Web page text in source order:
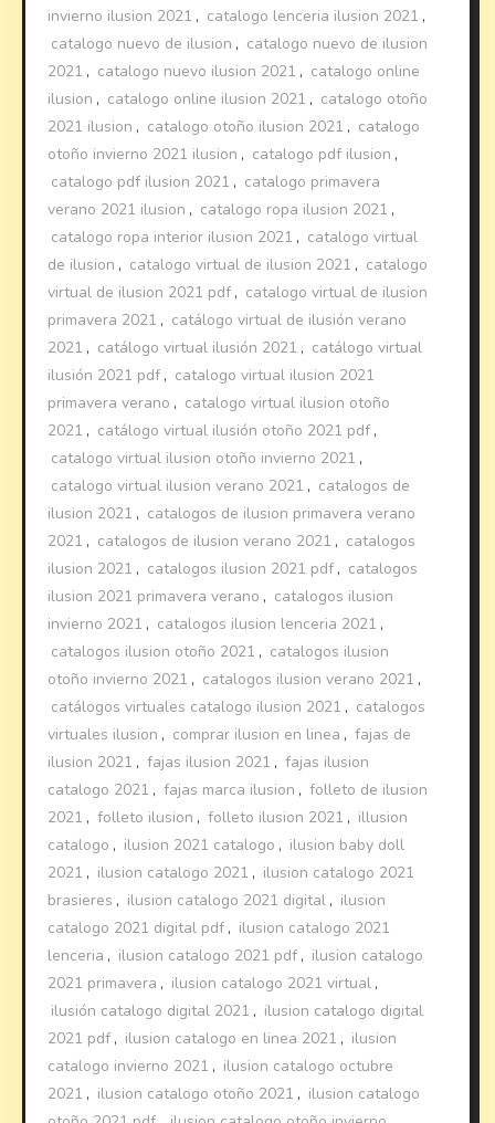
invierno ilusion 2021 , catalogo lenceria ilusion 2021 ,
catalogo nuevo de ilusion , catalogo nuevo de ilusion
2021 , catalogo nuevo ilusion 2021 , catalogo online
ilusion , catalogo online ilusion 2021 , catalogo otoño
2021 ilusion , catalogo otoño ilusion 2021 , catalogo
otoño invierno 2021 ilusion , catalogo pdf ilusion ,
catalogo pdf ilusion 2021 , catalogo primavera
verano 2021 ilusion , catalogo ropa ilusion 2021 ,
catalogo ropa interior ilusion 2021 , catalogo virtual
de ilusion , catalogo virtual de ilusion 2021 , catalogo
virtual de ilusion 2021 pdf , catalogo virtual de ilusion
primavera 2021 , catálogo virtual de ilusión verano
2021 , catálogo virtual ilusión 2021 , catálogo virtual
ilusión 2021 pdf , catalogo virtual ilusion 2021
primavera verano , catalogo virtual ilusion otoño
2021 , catálogo virtual ilusión otoño 2021 pdf ,
catalogo virtual ilusion otoño invierno 2021 ,
catalogo virtual ilusion verano 2021 , catalogos de
ilusion 2021 , catalogos de ilusion primavera verano
2021 , catalogos de ilusion verano 2021 , catalogos
ilusion 2021 , catalogos ilusion 2021 pdf , catalogos
ilusion 2021 primavera verano , catalogos ilusion
invierno 2021 , catalogos ilusion lenceria 2021 ,
catalogos ilusion otoño 2021 , catalogos ilusion
otoño invierno 2021 , catalogos ilusion verano 2021 ,
catálogos virtuales catalogo ilusion 2021 , catalogos
virtuales ilusion , comprar ilusion en linea , fajas de
ilusion 2021 , fajas ilusion 2021 , fajas ilusion
catalogo 2021 , fajas marca ilusion , folleto de ilusion
2021 , folleto ilusion , folleto ilusion 2021 , illusion
catalogo , ilusion 2021 catalogo , ilusion baby doll
2021 , ilusion catalogo 2021 , ilusion catalogo 2021
brasieres , ilusion catalogo 2021 digital , ilusion
catalogo 2021 digital pdf , ilusion catalogo 2021
lenceria , ilusion catalogo 2021 pdf , ilusion catalogo
2021 primavera , ilusion catalogo 2021 virtual ,
ilusión catalogo digital 2021 , ilusion catalogo digital
2021 pdf , ilusion catalogo en linea 2021 , ilusion
catalogo invierno 2021 , ilusion catalogo octubre
2021 , ilusion catalogo otoño 2021 , ilusion catalogo